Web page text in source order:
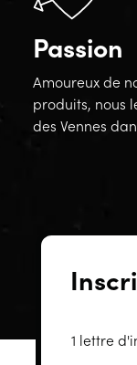
Passion
Amoureux de
produits, nous
des Vennes
1 lettre